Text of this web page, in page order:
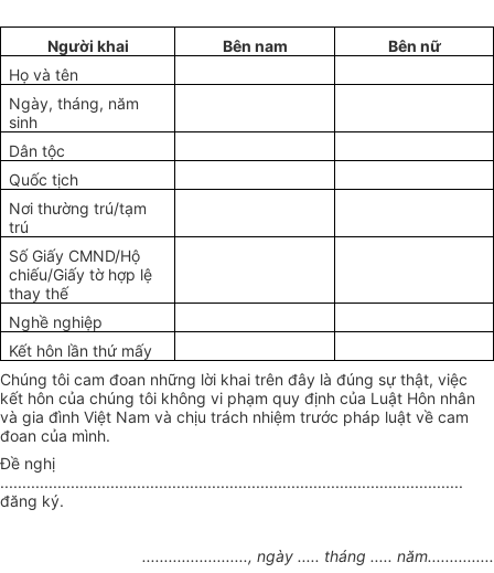
Người khai Bên nam
Bên nữ
Họ và tên
Ngày, tháng, năm
sinh
Dân tộc
Quốc tịch
Nơi thường trú/tạm
trú
Số Giấy CMND/Hộ
chiếu/Giấy tờ hợp lệ
thay thế
Nghề nghiệp
Kết hôn lần thứ mấy
Chúng tôi cam đoan những lời khai trên đây là đúng sự thật, việc
kết hôn của chúng tôi không vi phạm quy định của Luật Hôn nhân
và gia đình Việt Nam và chịu trách nhiệm trước pháp luật về cam
đoan của mình.
Đề nghị
.........................................................................................................
đăng ký.
........................, ngày ..... tháng ..... năm...............